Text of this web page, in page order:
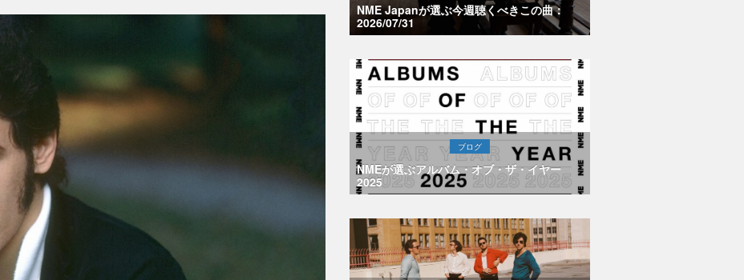
NME Japanが選ぶ今週聴くべきこの曲：
2026/07/31
ブログ
NMEが選ぶアルバム・オブ・ザ・イヤー
2025